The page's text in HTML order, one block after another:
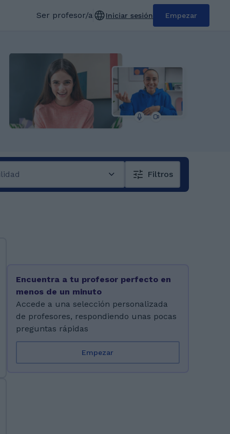
Ser profesor/a Iniciar sesión Empezar
Filtros
Encuentra a tu profesor perfecto en
menos de un minuto
Accede a una selección personalizada
de profesores, respondiendo unas pocas
preguntas rápidas
Empezar